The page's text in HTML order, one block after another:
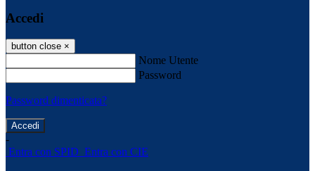
Accedi
button close ×
Nome Utente
Password
Password dimenticata?
-
Entra con SPID Entra con CIE